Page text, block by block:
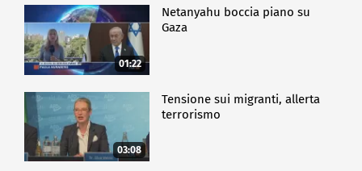
01:22
Netanyahu boccia piano su
Gaza
03:08
Tensione sui migranti, allerta
terrorismo